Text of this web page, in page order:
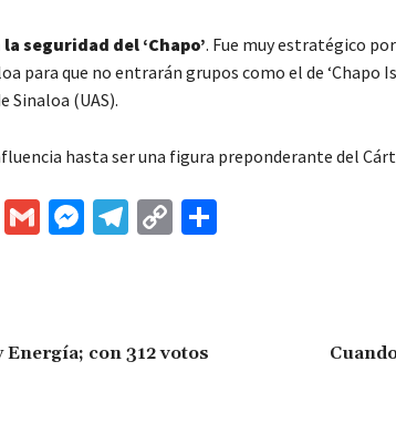
seguridad del ‘Chapo’. Fue muy estratégico
para que no entrarán grupos como el de ‘Chapo
Sinaloa (UAS).
hasta ser una figura preponderante del
E
G
M
ge
Te
m
C
Li
Energía; con 312 votos